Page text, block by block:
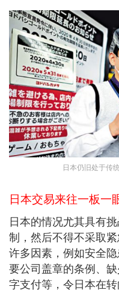
日本仍旧处于传
日本交易来往一板一
日本的情况尤其具有
制，然后不得不采取
许多因素，例如安全
要公司盖章的条例、
字支付等，令日本在